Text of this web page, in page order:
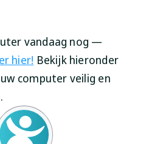
vandaag nog —
hier! Bekijk hieronder
computer veilig en